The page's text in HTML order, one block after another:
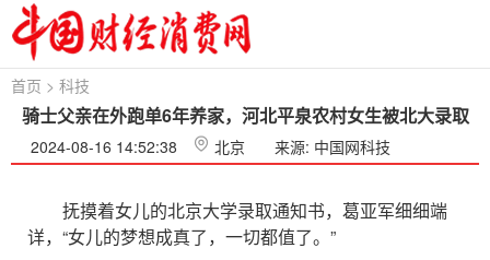
首页 > 科技
骑士父亲在外跑单6年养家，河北平泉农村女生被北大录取
2024-08-16 14:52:38 北京 来源: 中国网科技
抚摸着女儿的北京大学录取通知书，葛亚军细细端
详，“女儿的梦想成真了，一切都值了。”